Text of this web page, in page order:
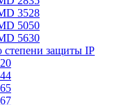
3528
5050
5630
степени защиты IP